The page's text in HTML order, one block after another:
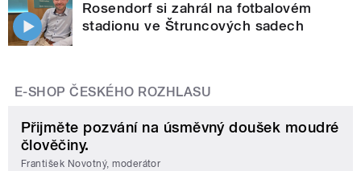
Rosendorf si zahrál na fotbalovém
stadionu ve Štruncových sadech
E-SHOP ČESKÉHO ROZHLASU
Přijměte pozvání na úsměvný doušek moudré
člověčiny.
František Novotný, moderátor